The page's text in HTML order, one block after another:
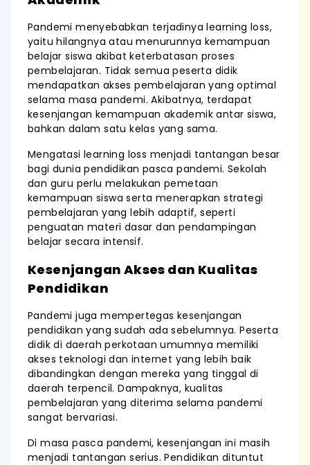
Pandemi menyebabkan terjadinya learning loss,
yaitu hilangnya atau menurunnya kemampuan
belajar siswa akibat keterbatasan proses
pembelajaran. Tidak semua peserta didik
mendapatkan akses pembelajaran yang optimal
selama masa pandemi. Akibatnya, terdapat
kesenjangan kemampuan akademik antar siswa,
bahkan dalam satu kelas yang sama.
Mengatasi learning loss menjadi tantangan besar
bagi dunia pendidikan pasca pandemi. Sekolah
dan guru perlu melakukan pemetaan
kemampuan siswa serta menerapkan strategi
pembelajaran yang lebih adaptif, seperti
penguatan materi dasar dan pendampingan
belajar secara intensif.
Kesenjangan Akses dan Kualitas
Pendidikan
Pandemi juga mempertegas kesenjangan
pendidikan yang sudah ada sebelumnya. Peserta
didik di daerah perkotaan umumnya memiliki
akses teknologi dan internet yang lebih baik
dibandingkan dengan mereka yang tinggal di
daerah terpencil. Dampaknya, kualitas
pembelajaran yang diterima selama pandemi
sangat bervariasi.
Di masa pasca pandemi, kesenjangan ini masih
menjadi tantangan serius. Pendidikan dituntut